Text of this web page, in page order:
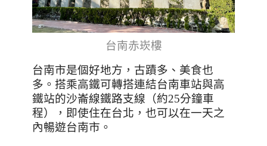
台南赤崁樓
台南市是個好地方，古蹟多、美食也
多。搭乘高鐵可轉搭連結台南車站與高
鐵站的沙崙線鐵路支線（約25分鐘車
程），即使住在台北，也可以在一天之
內暢遊台南市。